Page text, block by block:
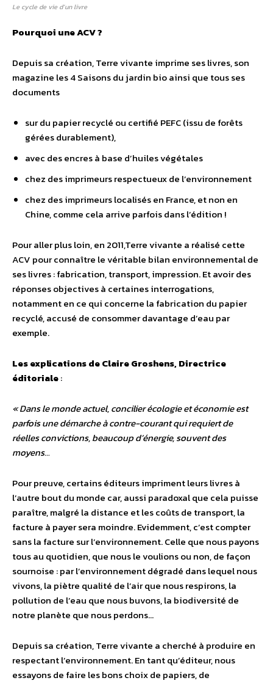
Le cycle de vie d’un livre
Pourquoi une ACV ?
Depuis sa création, Terre vivante imprime ses livres, son
magazine les 4 Saisons du jardin bio ainsi que tous ses
documents
sur du papier recyclé ou certifié PEFC (issu de forêts
gérées durablement),
avec des encres à base d’huiles végétales
chez des imprimeurs respectueux de l’environnement
chez des imprimeurs localisés en France, et non en
Chine, comme cela arrive parfois dans l’édition !
Pour aller plus loin, en 2011,Terre vivante a réalisé cette
ACV pour connaître le véritable bilan environnemental de
ses livres : fabrication, transport, impression. Et avoir des
réponses objectives à certaines interrogations,
notamment en ce qui concerne la fabrication du papier
recyclé, accusé de consommer davantage d’eau par
exemple.
Les explications de Claire Groshens, Directrice
éditoriale:
« Dans le monde actuel, concilier écologie et économie est
parfois une démarche à contre-courant qui requiert de
réelles convictions, beaucoup d’énergie, souvent des
moyens…
Pour preuve, certains éditeurs impriment leurs livres à
l’autre bout du monde car, aussi paradoxal que cela puisse
paraître, malgré la distance et les coûts de transport, la
facture à payer sera moindre. Evidemment, c’est compter
sans la facture sur l’environnement. Celle que nous payons
tous au quotidien, que nous le voulions ou non, de façon
sournoise : par l’environnement dégradé dans lequel nous
vivons, la piètre qualité de l’air que nous respirons, la
pollution de l’eau que nous buvons, la biodiversité de
notre planète que nous perdons…
Depuis sa création, Terre vivante a cherché à produire en
respectant l’environnement. En tant qu’éditeur, nous
essayons de faire les bons choix de papiers, de